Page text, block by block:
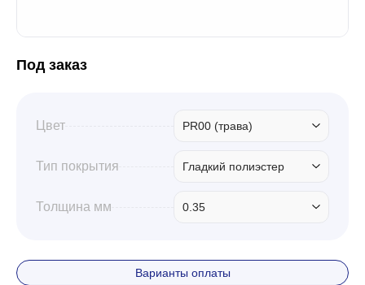
Профили для гипсокартона
Под заказ
Цвет PR00 (трава)
Тип покрытия Гладкий полиэстер
Толщина мм 0.35
Варианты оплаты